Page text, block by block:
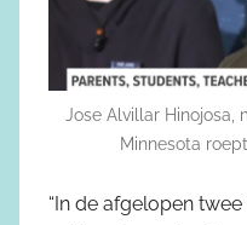
Jose Alvillar Hinojosa,
Minnesota
“In de afgelopen